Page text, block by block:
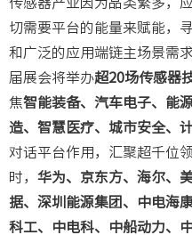
切需要平台的能量来赋能，
和广泛的应用端链主场景需
届展会将举办超20场传感器
焦智能装备、汽车电子、能
造、智慧医疗、城市安全、
对话平台作用，汇聚超千位
时， 华为、京东方、海尔、
据、深圳能源集团、中电海
科工、中电科、中船动力、